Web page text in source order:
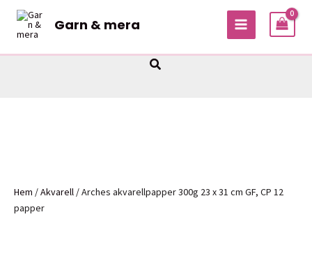
Hoppa
innehåll
Garn & mera
MAIN
Sök
Hem /Akvarell / Arches akvarellpapper 300g 23 x 31 cm GF, CP 12
papper